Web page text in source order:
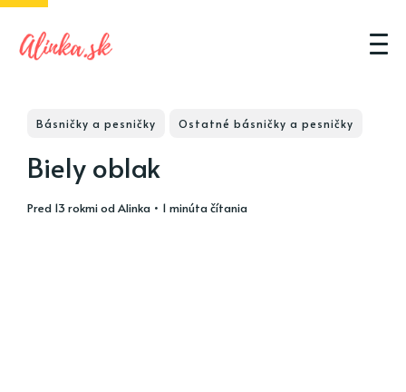
Básničky a pesničky Ostatné básničky a pesničky
Biely oblak
pred 13 rokmiodAlinka • 1 minúta čítania